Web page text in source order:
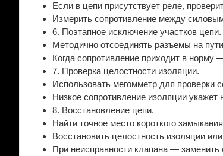
Если в цепи присутствует реле,
Измерить сопротивление между
6. Поэтапное исключение участков цепи.
Методично отсоединять разъемы на
Когда сопротивление приходит в норму
7. Проверка целостности изоляции.
Использовать мегомметр для проверки
Низкое сопротивление изоляции укажет
8. Восстановление цепи.
Найти точное место короткого
Восстановить целостность изоляции
При неисправности клапана — заменить